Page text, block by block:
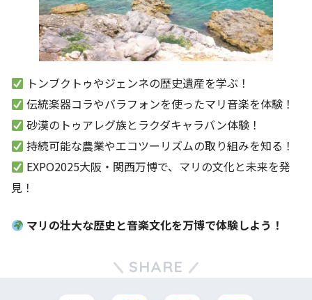
トンブクトゥやジェンネの歴史遺産を学ぶ！
伝統楽器コラやバラフォンを使ったマリ音楽を体験！
砂漠のトゥアレグ族とラクダキャラバン体験！
持続可能な農業やエコツーリズムの取り組みを知る！
EXPO2025大阪・関西万博で、マリの文化と未来を発
見！
マリの壮大な歴史と音楽文化を万博で体験しよう！
SHARE